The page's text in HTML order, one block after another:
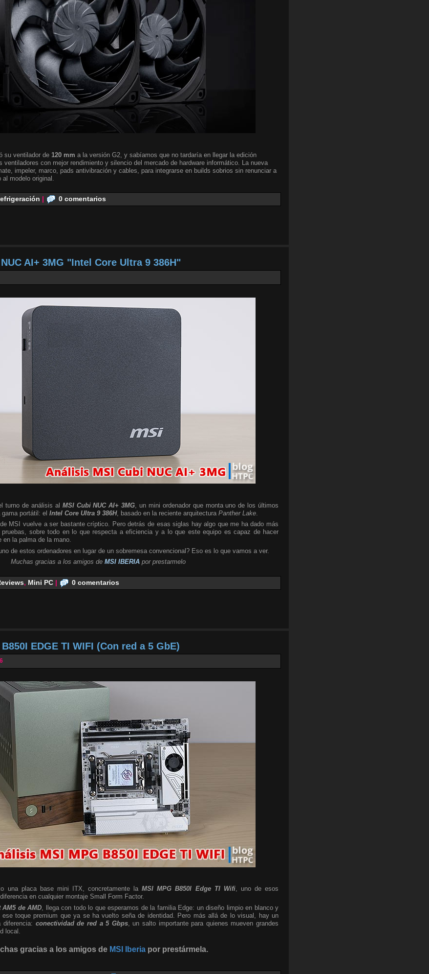
su ventilador de 120 mm a la versión G2, y sabíamos que no tardaría en llegar la edición
ventiladores con mejor rendimiento y silencio del mercado de hardware informático. La nueva
impeler, marco, pads antivibración y cables, para integrarse en builds sobrios sin renunciar a
modelo original.
| 0 comentarios
AI+ 3MG "Intel Core Ultra 9 386H"
turno de análisis al MSI Cubi NUC AI+ 3MG , un mini ordenador que monta uno de los últimos
portátil: el Intel Core Ultra 9 386H, basado en la reciente arquitectura Panther Lake
MSI vuelve a ser bastante críptico. Pero detrás de esas siglas hay algo que me ha dado más
sobre todo en lo que respecta a eficiencia y a lo que este equipo es capaz de hacer
en la palma de la mano.
de estos ordenadores en lugar de un sobremesa convencional? Eso es lo que vamos a ver.
Muchas gracias a los amigos de MSI IBERIA por prestarmelo
, Mini PC | 0 comentarios
EDGE TI WIFI (Con red a 5 GbE)
una placa base mini ITX, concretamente laMSI MPG B850I Edge TI Wifi, uno de esos
en cualquier montaje Small Form Factor.
AM5 de AMD , llega con todo lo que esperamos de la familia Edge: un diseño limpio en blanco y
toque premium que ya se ha vuelto seña de identidad. Pero más allá de lo visual, hay un
diferencia: conectividad de red a 5 Gbps, un salto importante para quienes mueven grandes
local.
gracias a los amigos de MSI Iberiapor prestármela.